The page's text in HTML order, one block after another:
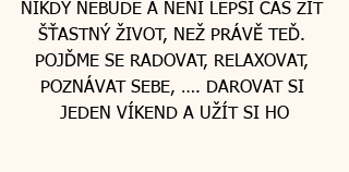
NIKDY NEBUDE A NENÍ LEPŠÍ ČAS ŽÍT
ŠŤASTNÝ ŽIVOT, NEŽ PRÁVĚ TEĎ.
POJĎME SE RADOVAT, RELAXOVAT,
POZNÁVAT SEBE, …. DAROVAT SI
JEDEN VÍKEND A UŽÍT SI HO